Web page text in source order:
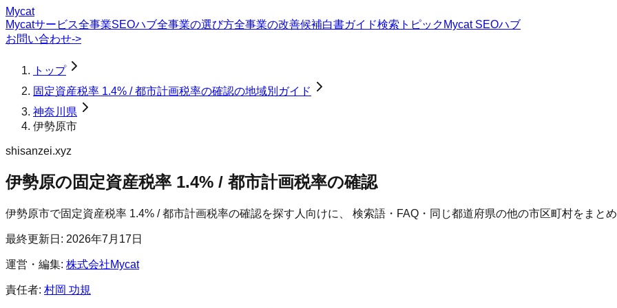
Mycat
Mycatサービス全事業SEOハブ全事業の選び方全事業の改善候補白書ガイド検索トピック Mycat SEOハブ
お問い合わせ->
トップ
固定資産税率 1.4% / 都市計画税率の確認の地域別ガイド
神奈川県
伊勢原市
shisanzei.xyz
伊勢原の固定資産税率 1.4% / 都市計画税率の確認
伊勢原市で固定資産税率 1.4% / 都市計画税率の確認を探す人向けに、 検索語・FAQ・同じ都道府県の他の市区町村をまと
最終更新日: 2026年7月17日
運営・編集: 株式会社Mycat
責任者: 村岡 功規